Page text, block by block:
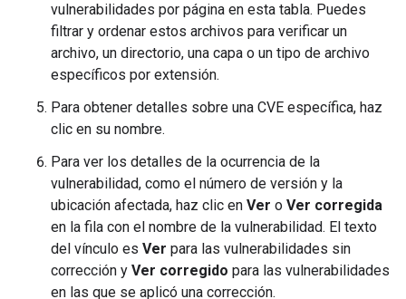
vulnerabilidades por página en esta tabla. Puedes
filtrar y ordenar estos archivos para verificar un
archivo, un directorio, una capa o un tipo de archivo
específicos por extensión.
Para obtener detalles sobre una CVE específica, haz
clic en su nombre.
Para ver los detalles de la ocurrencia de la
vulnerabilidad, como el número de versión y la
ubicación afectada, haz clic en Ver o Ver corregida
en la fila con el nombre de la vulnerabilidad. El texto
del vínculo es Ver para las vulnerabilidades sin
corrección y Ver corregido para las vulnerabilidades
en las que se aplicó una corrección.